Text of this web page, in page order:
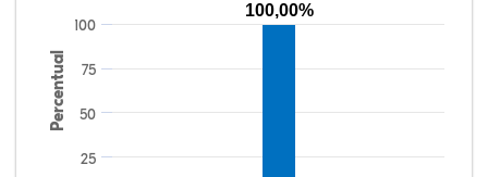
Percentual
25
50
75
100
100,00%